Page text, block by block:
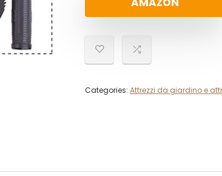
Categories: Attrezzi da giardino e